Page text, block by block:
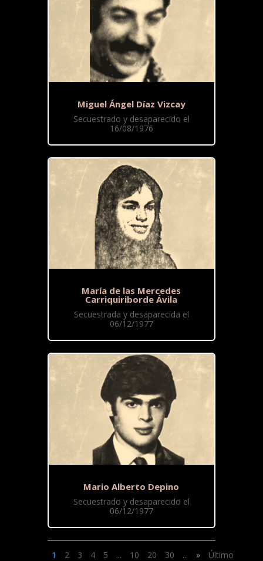
Miguel Ángel Díaz Vizcay
Secuestrado y desaparecido el
16/08/1976
María de las Mercedes
Carriquiriborde Ávila
Secuestrada y desaparecida el
06/12/1977
Mario Alberto Depino
Secuestrado y desaparecido el
06/12/1977
1 2 3 4 5 ... 10 20 30 ... » Último